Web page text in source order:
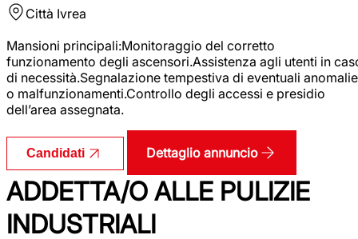
Città Ivrea
Mansioni principali:Monitoraggio del corretto
funzionamento degli ascensori.Assistenza agli utenti in
di necessità.Segnalazione tempestiva di eventuali anomalie
o malfunzionamenti.Controllo degli accessi e presidio
dell’area assegnata.
Candidati Dettaglio annuncio
ADDETTA/O ALLE PULIZIE
INDUSTRIALI